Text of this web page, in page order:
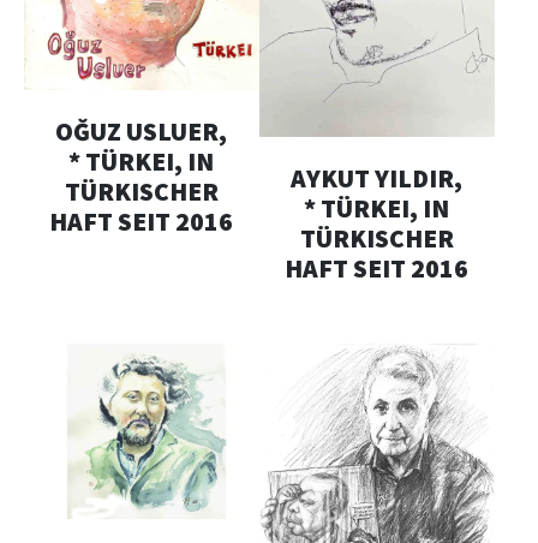
OĞUZ USLUER,
* TÜRKEI, IN
TÜRKISCHER
HAFT SEIT 2016
AYKUT YILDIR,
* TÜRKEI, IN
TÜRKISCHER
HAFT SEIT 2016